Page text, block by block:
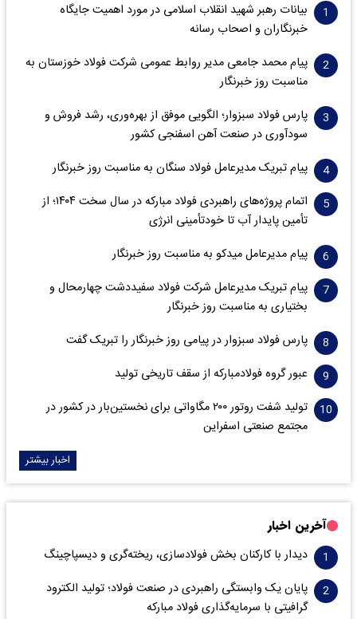
بیانات رهبر شهید انقلاب اسلامی در مورد اهمیت جایگاه
خبرنگاران و اصحاب رسانه
پیام محمد جامعی مدیر روابط عمومی شرکت فولاد خوزستان به
مناسبت روز خبرنگار
پارس فولاد سبزوار؛ الگویی موفق از بهره‌وری، رشد فروش و
سود‌آوری در صنعت آهن اسفنجی کشور
پیام تبریک مدیرعامل فولاد سنگان به مناسبت روز خبرنگار
اتمام پروژه‌های راهبردی فولاد مبارکه در سال سخت ۱۴۰۴؛ از
تأمین پایدار آب تا خودتأمینی انرژی
پیام مدیرعامل میدکو به مناسبت روز خبرنگار
پیام تبریک مدیرعامل شرکت فولاد سفیددشت چهارمحال و
بختیاری به مناسبت روز خبرنگار
پارس فولاد سبزوار در پیامی روز خبرنگار را تبریک گفت
عبور گروه فولادمبارکه از سقف تاریخی تولید
تولید شفت روتور ۲۰۰ مگاواتی برای نخستین‌بار در کشور در
مجتمع صنعتی اسفراین
اخبار بیشتر
آخرین اخبار
دیدار با کارکنان بخش فولادسازی، ریخته‌گری و دیسپاچینگ
پایان یک وابستگی راهبردی در صنعت فولاد؛ تولید الکترود
گرافیتی با سرمایه‌گذاری فولاد مبارکه